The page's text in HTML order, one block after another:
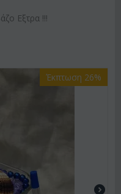
Εξτρα !!!
Έκπτωση 26%